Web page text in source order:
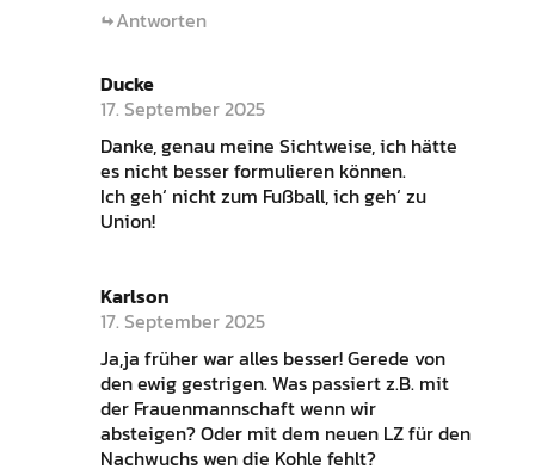
Antworten
Ducke
17. September 2025
Danke, genau meine Sichtweise, ich hätte
es nicht besser formulieren können.
Ich geh‘ nicht zum Fußball, ich geh‘ zu
Union!
Karlson
17. September 2025
Ja,ja früher war alles besser! Gerede von
den ewig gestrigen. Was passiert z.B. mit
der Frauenmannschaft wenn wir
absteigen? Oder mit dem neuen LZ für den
Nachwuchs wen die Kohle fehlt?